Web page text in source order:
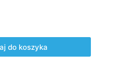
do koszyka